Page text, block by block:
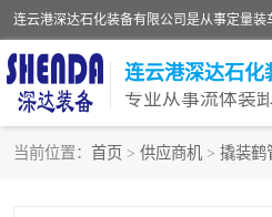
连云港深达石化
当前位置： 首页 > 供应商机 > 撬装鹤